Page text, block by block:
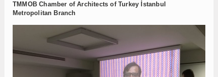
TMMOBChamber of Architects of Turkey İstanbul
Metropolitan Branch